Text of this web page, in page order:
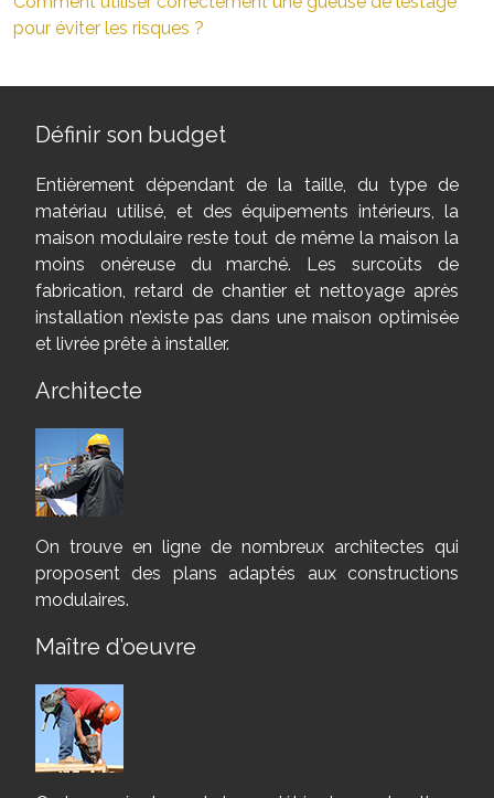
pour éviter les risques ?
Définir son budget
Entièrement dépendant de la taille, du type de
matériau utilisé, et des équipements intérieurs, la
maison modulaire reste tout de même la maison la
moins onéreuse du marché. Les surcoûts de
fabrication, retard de chantier et nettoyage après
installation n’existe pas dans une maison optimisée
et livrée prête à installer.
Architecte
On trouve en ligne de nombreux architectes qui
proposent des plans adaptés aux constructions
modulaires.
Maître d’oeuvre